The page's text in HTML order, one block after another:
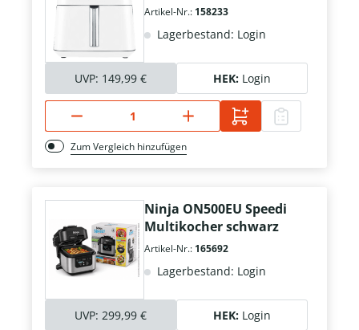
Artikel-Nr.: 158233
Lagerbestand: Login
UVP: 149,99 € HEK: Login
Zum Vergleich hinzufügen
Ninja ON500EU Speedi
Multikocher schwarz
Artikel-Nr.: 165692
Lagerbestand: Login
UVP: 299,99 € HEK: Login